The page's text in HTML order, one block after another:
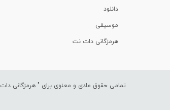
دانلود
موسیقی
هرمزگانی دات نت
تمامی حقوق مادی و معنوی برای " هرمزگانی